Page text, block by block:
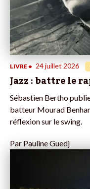
LIVRE • 24 juillet 2026
Jazz : battre le
Sébastien Bertho
batteur Mourad
réflexion sur le swing.
Par Pauline Guedj